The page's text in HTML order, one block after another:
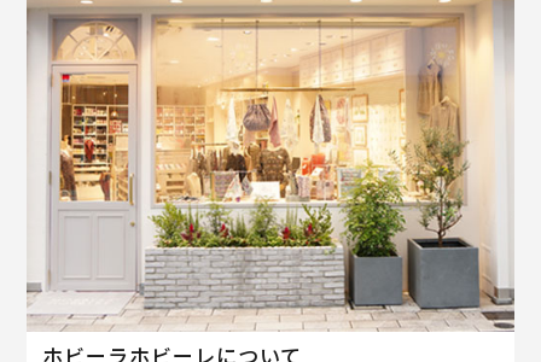
ホビーラホビーレについて